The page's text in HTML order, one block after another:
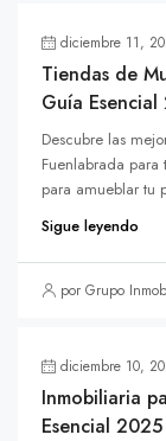
diciembre 11,
Tiendas de
Guía
Descubre las
Fuenlabrada
para amueblar tu
Sigue leyendo
por Grupo
diciembre 10,
Inmobiliaria
Esencial 2025